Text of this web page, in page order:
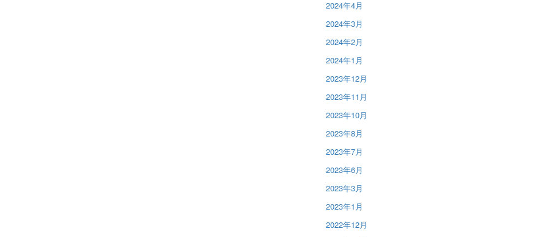
2024年4月
2024年3月
2024年2月
2024年1月
2023年12月
2023年11月
2023年10月
2023年8月
2023年7月
2023年6月
2023年3月
2023年1月
2022年12月